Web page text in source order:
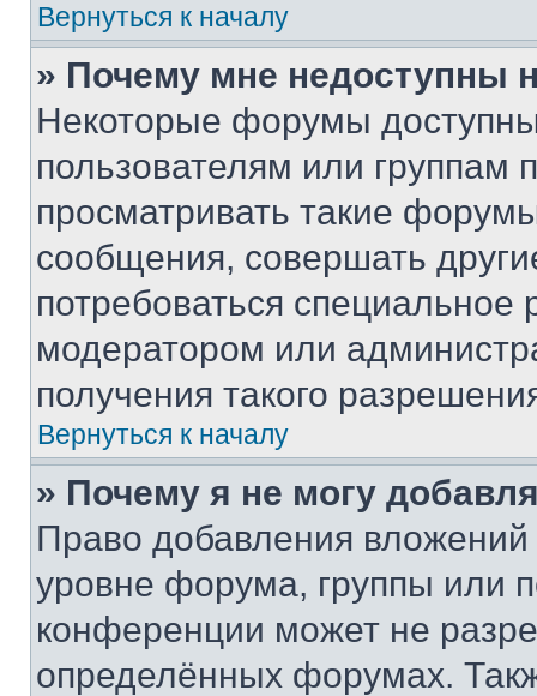
Вернуться к началу
» Почему мне недоступны
Некоторые форумы
пользователям или группам
просматривать такие
сообщения, совершать
потребоваться
модератором или
получения такого
Вернуться к началу
» Почему я не могу
Право добавления
уровне форума, группы или
конференции может не
определённых форумах.